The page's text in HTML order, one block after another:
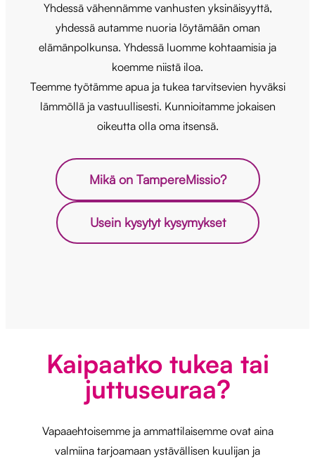
Yhdessä vähennämme vanhusten yksinäisyyttä,
yhdessä autamme nuoria löytämään oman
elämänpolkunsa. Yhdessä luomme kohtaamisia ja
koemme niistä iloa.
Teemme työtämme apua ja tukea tarvitsevien hyväksi
lämmöllä ja vastuullisesti. Kunnioitamme jokaisen
oikeutta olla oma itsensä.
Mikä on TampereMissio?
Usein kysytyt kysymykset
Kaipaatko tukea tai
juttuseuraa?
Vapaaehtoisemme ja ammattilaisemme ovat aina
valmiina tarjoamaan ystävällisen kuulijan ja